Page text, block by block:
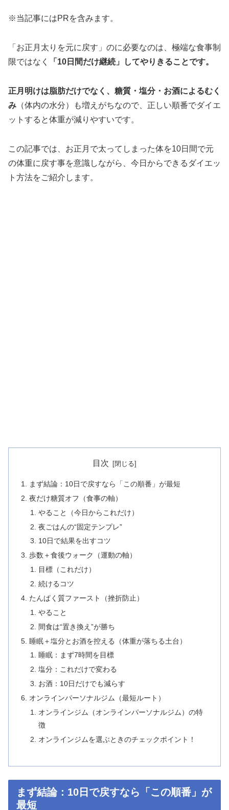
※当記事にはPRを含みます。
「お正月太りを元に戻す」のに必要なのは、極端な食事制
限ではなく
「10日間だけ継続」してやりきることです。
正月明けは脂肪だけでなく、糖質・塩分・お酒によるむく
み （体内の水分）も増えがちなので、正しい順番でダイエ
ットすると体重が減りやすいです。
この記事では、お正月で太ってしまった体を10日間で元
の体重に戻す事を意識しながら、今日からできるダイエッ
ト方法をご紹介します。
目次
まず結論：10日で戻すなら「この順番」が最短
夜だけ糖質オフ（食事の軸）
やること（今日からこれだけ）
夜ごはんの“固定テンプレ”
10日で結果を出すコツ
歩数＋食後ウォーク（運動の軸）
目標（これだけ）
続けるコツ
たんぱく質ファースト（挫折防止）
やること
間食は“置き換え”が勝ち
睡眠＋塩分とお酒を控える（体重が落ちる土台）
睡眠：まず7時間を目標
塩分：これだけで変わる
お酒：10日だけでも減らす
オンラインパーソナルジム（最短ルート）
オンラインジム（オンラインパーソナルジム）の特
徴
オンラインジムを選ぶときのチェックポイント！
まず結論：10日で戻すなら「この順番」が
最短